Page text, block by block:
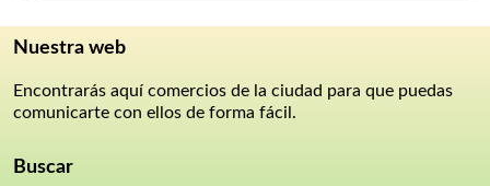
Nuestra web
Encontrarás aquí comercios de la ciudad para que puedas
comunicarte con ellos de forma fácil.
Buscar